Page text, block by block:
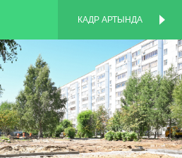
КАДР АРТЫНДА
КАДР АРТЫНДА